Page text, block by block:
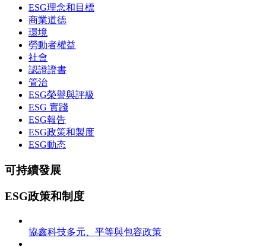
ESG理念和目標
商業道德
環境
勞動者權益
社會
認證證書
管治
ESG榮譽與評級
ESG 實踐
ESG報告
ESG政策和製度
ESG動态
可持續發展
ESG政策和制度
協鑫科技多元、平等與包容政策